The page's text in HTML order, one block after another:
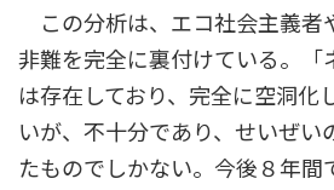
この分析は、エコ社会主義者
非難を完全に裏付けている。「
は存在しており、完全に空洞化
いが、不十分であり、せいぜい
たものでしかない。今後８年間